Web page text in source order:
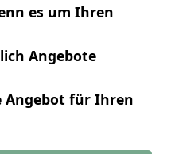
es um Ihren
Angebote
Angebot für Ihren